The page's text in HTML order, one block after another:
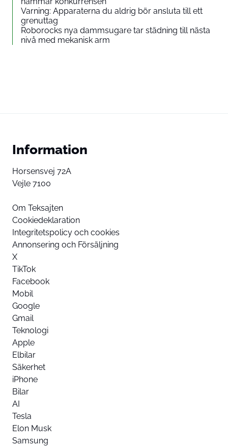
Varning: Apparaterna du aldrig bör ansluta till ett
grenuttag
Roborocks nya dammsugare tar städning till nästa
nivå med mekanisk arm
Information
Horsensvej 72A
Vejle 7100
Om Teksajten
Cookiedeklaration
Integritetspolicy och cookies
Annonsering och Försäljning
X
TikTok
Facebook
Mobil
Google
Gmail
Teknologi
Apple
Elbilar
Säkerhet
iPhone
Bilar
AI
Tesla
Elon Musk
Samsung